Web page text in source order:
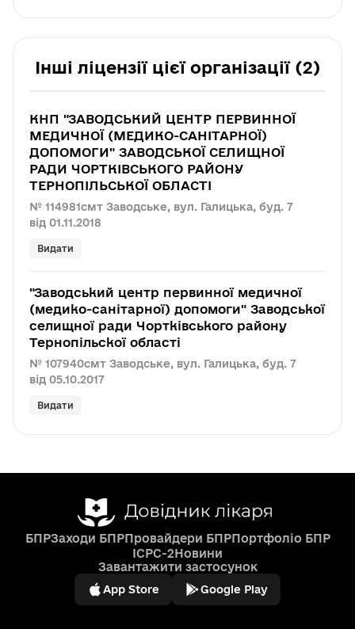
Інші ліцензії цієї організації (2)
КНП "ЗАВОДСЬКИЙ ЦЕНТР ПЕРВИННОЇ
МЕДИЧНОЇ (МЕДИКО-САНІТАРНОЇ)
ДОПОМОГИ" ЗАВОДСЬКОЇ СЕЛИЩНОЇ
РАДИ ЧОРТКІВСЬКОГО РАЙОНУ
ТЕРНОПІЛЬСЬКОЇ ОБЛАСТІ
№ 114981смт Заводське, вул. Галицька, буд. 7
від 01.11.2018
Видати
"Заводський центр первинної медичної
(медико-санітарної) допомоги" Заводської
селищної ради Чортківського району
Тернопільскої області
№ 107940смт Заводське, вул. Галицька, буд. 7
від 05.10.2017
Видати
БПРЗаходи БПРПровайдери БПРПортфоліо БПР
ICPC-2Новини
Завантажити застосунок
App Store Google Play